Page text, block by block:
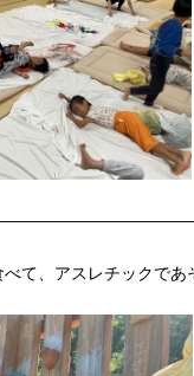
て、アスレチックであ